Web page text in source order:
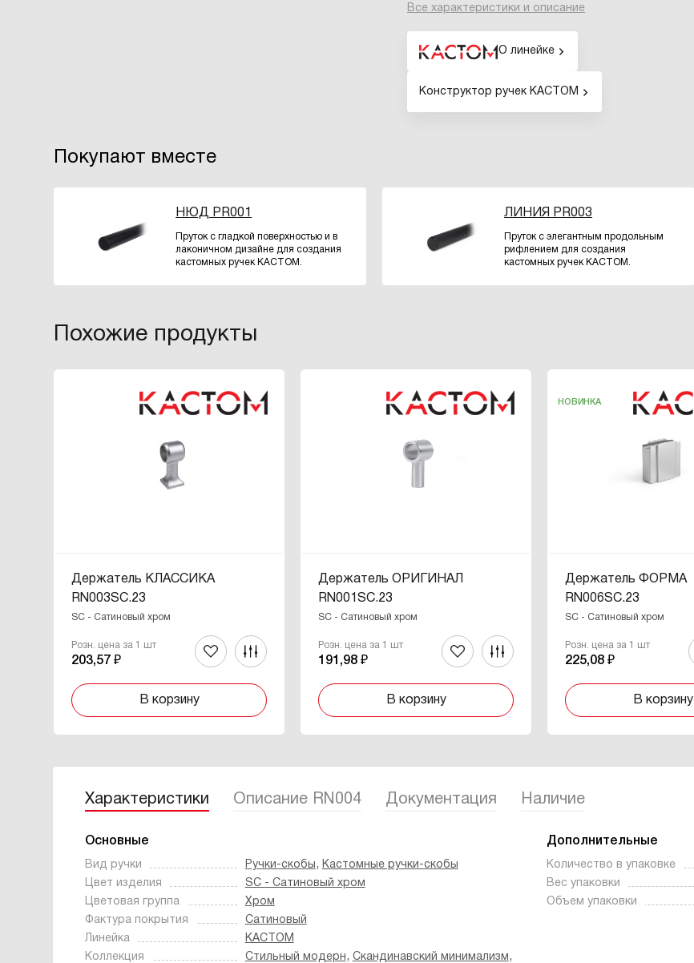
Все характеристики и описание
О линейке
Конструктор ручек КАСТОМ
Покупают вместе
НЮД PR001
Пруток с гладкой поверхностью и в
лаконичном дизайне для создания
кастомных ручек КАСТОМ.
ЛИНИЯ PR003
Пруток с элегантным продольным
рифлением для создания
кастомных ручек КАСТОМ.
Похожие продукты
Держатель КЛАССИКА
RN003SC.23
SC - Сатиновый хром
Розн. цена за 1 шт
203,57 ₽
В корзину
Держатель ОРИГИНАЛ
RN001SC.23
SC - Сатиновый хром
Розн. цена за 1 шт
191,98 ₽
В корзину
НОВИНКА
Держатель ФОРМА
RN006SC.23
SC - Сатиновый хром
Розн. цена за 1 шт
225,08 ₽
В корзину
Характеристики Описание RN004 Документация Наличие
Основные
Вид ручки Ручки-скобы, Кастомные ручки-скобы
Цвет изделия
SC - Сатиновый хром
Цветовая группа
Хром
Фактура покрытия
Сатиновый
Линейка
КАСТОМ
Коллекция
Стильный модерн, Скандинавский минимализм,
Дополнительные
Количество в упаковке
Вес упаковки
Объем упаковки